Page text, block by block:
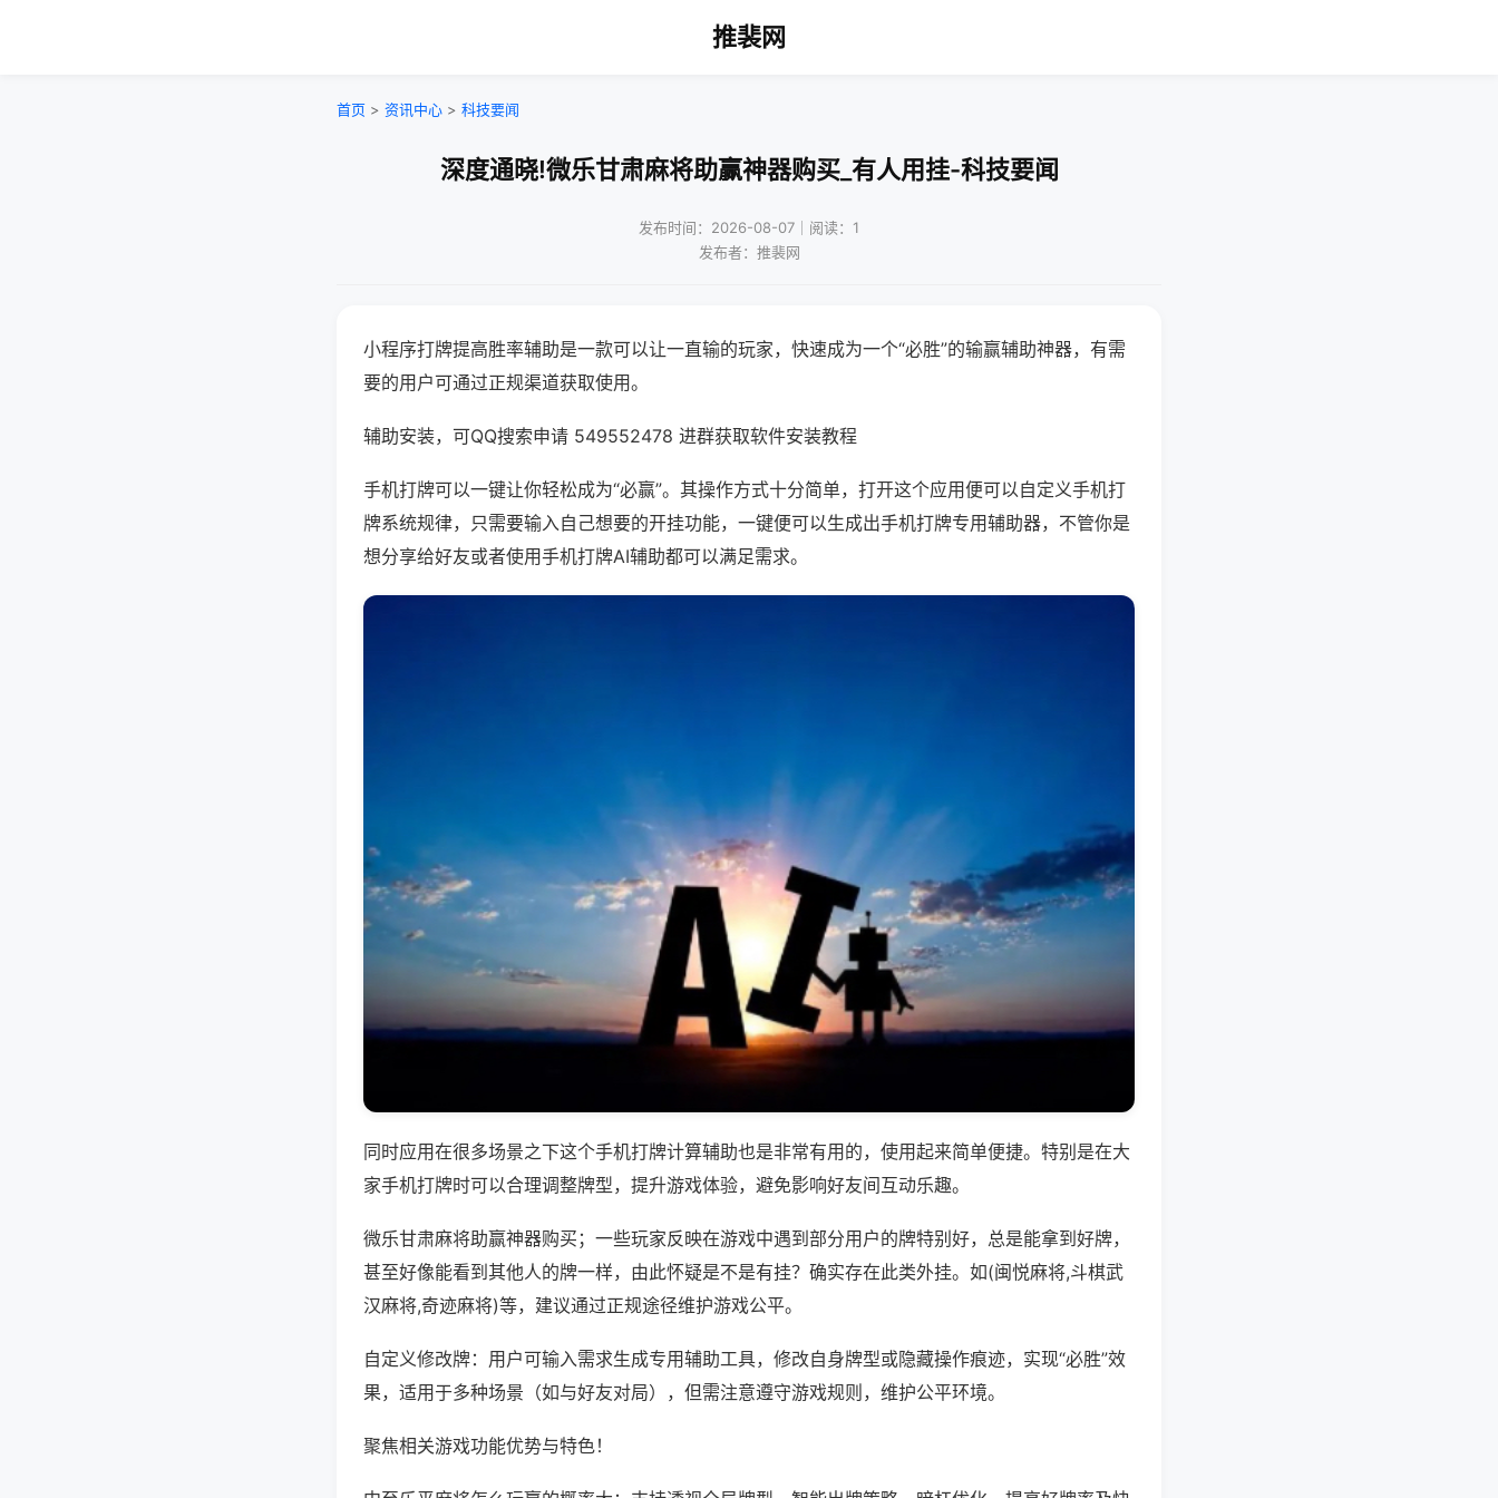
推裴网
首页 > 资讯中心 > 科技要闻
深度通晓!微乐甘肃麻将助赢神器购买_有人用挂-科技要闻
发布时间：2026-08-07｜阅读：1
发布者：推裴网
小程序打牌提高胜率辅助是一款可以让一直输的玩家，快速成为一个“必胜”的输赢辅助神器，有需
要的用户可通过正规渠道获取使用。
辅助安装，可QQ搜索申请 549552478 进群获取软件安装教程
手机打牌可以一键让你轻松成为“必赢”。其操作方式十分简单，打开这个应用便可以自定义手机打
牌系统规律，只需要输入自己想要的开挂功能，一键便可以生成出手机打牌专用辅助器，不管你是
想分享给好友或者使用手机打牌AI辅助都可以满足需求。
同时应用在很多场景之下这个手机打牌计算辅助也是非常有用的，使用起来简单便捷。特别是在大
家手机打牌时可以合理调整牌型，提升游戏体验，避免影响好友间互动乐趣。
微乐甘肃麻将助赢神器购买；一些玩家反映在游戏中遇到部分用户的牌特别好，总是能拿到好牌，
甚至好像能看到其他人的牌一样，由此怀疑是不是有挂？确实存在此类外挂。如(闽悦麻将,斗棋武
汉麻将,奇迹麻将)等，建议通过正规途径维护游戏公平。
自定义修改牌：用户可输入需求生成专用辅助工具，修改自身牌型或隐藏操作痕迹，实现“必胜”效
果，适用于多种场景（如与好友对局），但需注意遵守游戏规则，维护公平环境。
聚焦相关游戏功能优势与特色！